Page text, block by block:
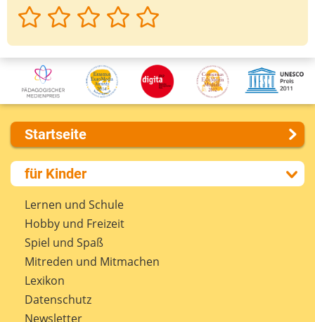
Startseite
Über uns
Presse
Kontakt
Impressum
Internet-ABC Sitemap
Barrierefreiheit
Länderprojekte
für Kinder
Lernen und Schule
Hobby und Freizeit
Spiel und Spaß
Mitreden und Mitmachen
Lexikon
Datenschutz
Newsletter